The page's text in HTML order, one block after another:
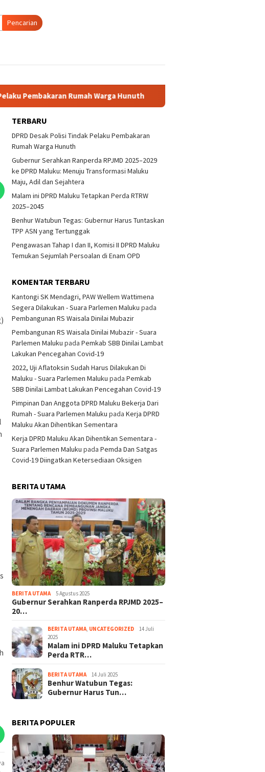
Pencarian
Rumah Warga Hunuth Gubernur Serahkan Ranperda
TERBARU
DPRD Desak Polisi Tindak Pelaku Pembakaran
Rumah Warga Hunuth
Gubernur Serahkan Ranperda RPJMD 2025–2029
ke DPRD Maluku: Menuju Transformasi Maluku
Maju, Adil dan Sejahtera
Malam ini DPRD Maluku Tetapkan Perda RTRW
2025–2045
Benhur Watubun Tegas: Gubernur Harus Tuntaskan
TPP ASN yang Tertunggak
Pengawasan Tahap I dan II, Komisi II DPRD Maluku
Temukan Sejumlah Persoalan di Enam OPD
KOMENTAR TERBARU
Kantongi SK Mendagri, PAW Wellem Wattimena
Segera Dilakukan - Suara Parlemen Maluku pada
Pembangunan RS Waisala Dinilai Mubazir
Pembangunan RS Waisala Dinilai Mubazir - Suara
Parlemen Maluku padaPemkab SBB Dinilai Lambat
Lakukan Pencegahan Covid-19
2022, Uji Aflatoksin Sudah Harus Dilakukan Di
Maluku - Suara Parlemen Maluku padaPemkab
SBB Dinilai Lambat Lakukan Pencegahan Covid-19
Pimpinan Dan Anggota DPRD Maluku Bekerja Dari
Rumah - Suara Parlemen Maluku padaKerja DPRD
Maluku Akan Dihentikan Sementara
Kerja DPRD Maluku Akan Dihentikan Sementara -
Suara Parlemen Maluku padaPemda Dan Satgas
Covid-19 Diingatkan Ketersediaan Oksigen
BERITA UTAMA
BERITA UTAMA 5 Agustus 2025
Gubernur Serahkan Ranperda RPJMD 2025–
20…
BERITA UTAMA UNCATEGORIZED
14 Juli
2025
Malam ini DPRD Maluku Tetapkan
Perda RTR…
BERITA UTAMA 14 Juli 2025
Benhur Watubun Tegas:
Gubernur Harus Tun…
BERITA POPULER